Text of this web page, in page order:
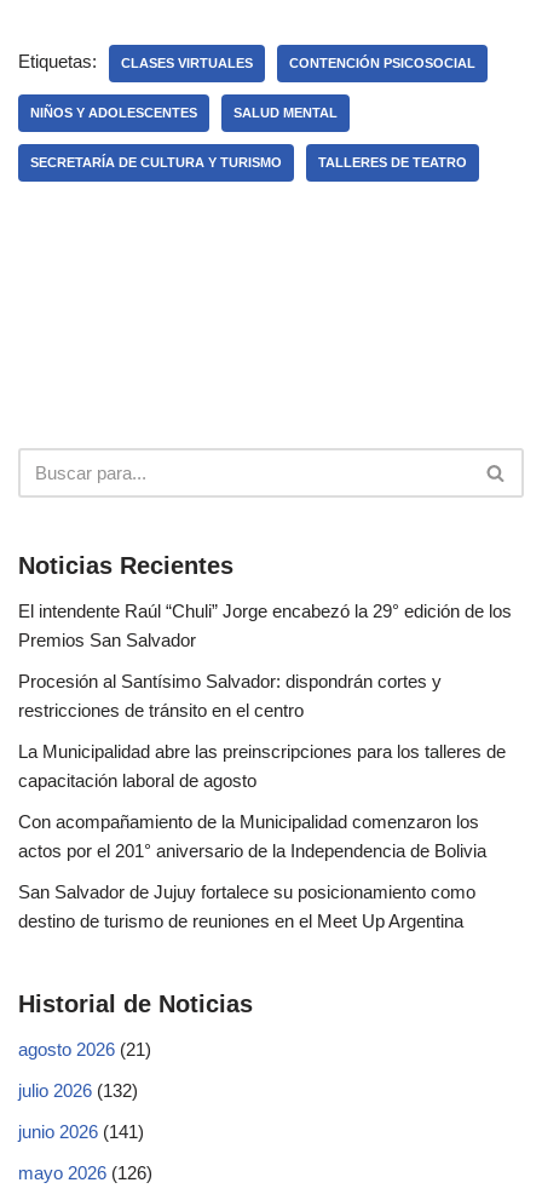
Etiquetas: CLASES VIRTUALES CONTENCIÓN PSICOSOCIAL
NIÑOS Y ADOLESCENTES SALUD MENTAL
SECRETARÍA DE CULTURA Y TURISMO TALLERES DE TEATRO
Noticias Recientes
El intendente Raúl “Chuli” Jorge encabezó la 29° edición de los
Premios San Salvador
Procesión al Santísimo Salvador: dispondrán cortes y
restricciones de tránsito en el centro
La Municipalidad abre las preinscripciones para los talleres de
capacitación laboral de agosto
Con acompañamiento de la Municipalidad comenzaron los
actos por el 201° aniversario de la Independencia de Bolivia
San Salvador de Jujuy fortalece su posicionamiento como
destino de turismo de reuniones en el Meet Up Argentina
Historial de Noticias
agosto 2026 (21)
julio 2026 (132)
junio 2026 (141)
mayo 2026 (126)